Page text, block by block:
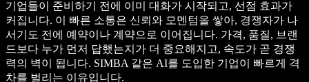
기업들이 준비하기 전에 이미 대화가 시작되고, 선점 효과가
커집니다. 이 빠른 소통은 신뢰와 모멘텀을 쌓아, 경쟁자가 나
서기도 전에 예약이나 계약으로 이어집니다. 가격, 품질, 브랜
드보다 누가 먼저 답했는지가 더 중요해지고, 속도가 곧 경쟁
력의 벽이 됩니다. SIMBA 같은 AI를 도입한 기업이 빠르게 격
차를 벌리는 이유입니다.